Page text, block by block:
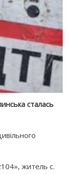
сталась
житель с.